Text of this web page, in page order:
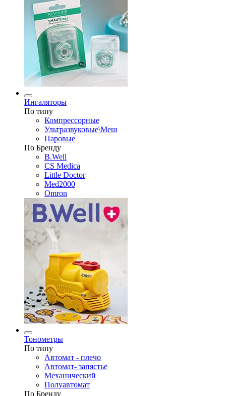
Ингаляторы
По типу
Компрессорные
Ультразвуковые\Меш
Паровые
По Бренду
B.Well
CS Medica
Little Doctor
Med2000
Omron
Тонометры
По типу
Автомат - плечо
Автомат- запястье
Механический
Полуавтомат
По Бренду